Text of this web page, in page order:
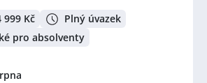
999 Kč
Plný úvazek
pro absolventy